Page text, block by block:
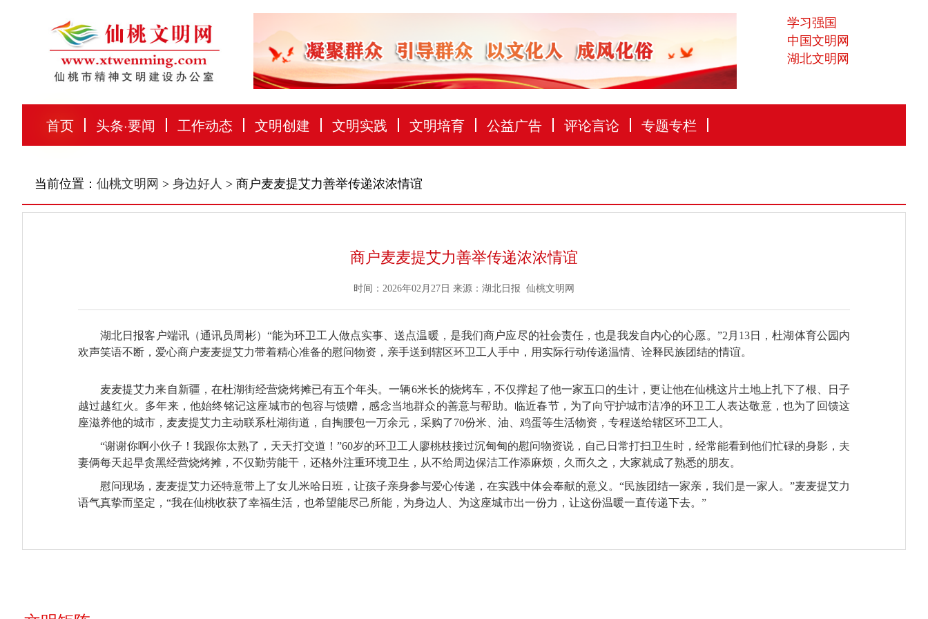
学习强国
中国文明网
湖北文明网
首页 头条·要闻 工作动态 文明创建 文明实践 文明培育 公益广告 评论言论 专题专栏
当前位置： 仙桃文明网 > 身边好人 > 商户麦麦提艾力善举传递浓浓情谊
商户麦麦提艾力善举传递浓浓情谊
时间：2026年02月27日 来源： 湖北日报 仙桃文明网
湖北日报客户端讯（通讯员周彬）“能为环卫工人做点实事、送点温暖，是我们商户应尽的社会责任，也是我发自内心的心愿。”2月13日，杜湖体育公园内
欢声笑语不断，爱心商户麦麦提艾力带着精心准备的慰问物资，亲手送到辖区环卫工人手中，用实际行动传递温情、诠释民族团结的情谊。
麦麦提艾力来自新疆，在杜湖街经营烧烤摊已有五个年头。一辆6米长的烧烤车，不仅撑起了他一家五口的生计，更让他在仙桃这片土地上扎下了根、日子
越过越红火。多年来，他始终铭记这座城市的包容与馈赠，感念当地群众的善意与帮助。临近春节，为了向守护城市洁净的环卫工人表达敬意，也为了回馈这
座滋养他的城市，麦麦提艾力主动联系杜湖街道，自掏腰包一万余元，采购了70份米、油、鸡蛋等生活物资，专程送给辖区环卫工人。
“谢谢你啊小伙子！我跟你太熟了，天天打交道！”60岁的环卫工人廖桃枝接过沉甸甸的慰问物资说，自己日常打扫卫生时，经常能看到他们忙碌的身影，夫
妻俩每天起早贪黑经营烧烤摊，不仅勤劳能干，还格外注重环境卫生，从不给周边保洁工作添麻烦，久而久之，大家就成了熟悉的朋友。
慰问现场，麦麦提艾力还特意带上了女儿米哈日班，让孩子亲身参与爱心传递，在实践中体会奉献的意义。“民族团结一家亲，我们是一家人。”麦麦提艾力
语气真挚而坚定，“我在仙桃收获了幸福生活，也希望能尽己所能，为身边人、为这座城市出一份力，让这份温暖一直传递下去。”